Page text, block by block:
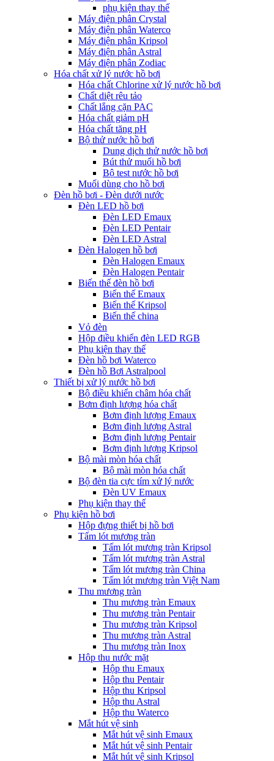
phụ kiện thay thế
Máy điện phân Crystal
Máy điện phân Waterco
Máy điện phân Kripsol
Máy điện phân Astral
Máy điện phân Zodiac
Hóa chất xử lý nước hồ bơi
Hóa chất Chlorine xử lý nước hồ bơi
Chất diệt rêu tảo
Chất lắng cặn PAC
Hóa chất giảm pH
Hóa chất tăng pH
Bộ thử nước hồ bơi
Dung dịch thử nước hồ bơi
Bút thử muối hồ bơi
Bộ test nước hồ bơi
Muối dùng cho hồ bơi
Đèn hồ bơi - Đèn dưới nước
Đèn LED hồ bơi
Đèn LED Emaux
Đèn LED Pentair
Đèn LED Astral
Đèn Halogen hồ bơi
Đèn Halogen Emaux
Đèn Halogen Pentair
Biến thế đèn hồ bơi
Biến thế Emaux
Biến thế Kripsol
Biến thế china
Vỏ đèn
Hộp điều khiển đèn LED RGB
Phụ kiện thay thế
Đèn hồ bơi Waterco
Đèn hồ Bơi Astralpool
Thiết bị xử lý nước hồ bơi
Bộ điều khiển châm hóa chất
Bơm định lượng hóa chất
Bơm định lượng Emaux
Bơm định lượng Astral
Bơm định lượng Pentair
Bơm định lượng Kripsol
Bộ mài mòn hóa chất
Bộ mài mòn hóa chất
Bộ đèn tia cực tím xử lý nước
Đèn UV Emaux
Phụ kiện thay thế
Phụ kiện hồ bơi
Hộp đựng thiết bị hồ bơi
Tấm lót mương tràn
Tấm lót mương tràn Kripsol
Tấm lót mương tràn Astral
Tấm lót mương tràn China
Tấm lót mương tràn Việt Nam
Thu mương tràn
Thu mương tràn Emaux
Thu mương tràn Pentair
Thu mương tràn Kripsol
Thu mương tràn Astral
Thu mương tràn Inox
Hôp thu nước mặt
Hộp thu Emaux
Hộp thu Pentair
Hộp thu Kripsol
Hộp thu Astral
Hộp thu Waterco
Mắt hút vệ sinh
Mắt hút vệ sinh Emaux
Mắt hút vệ sinh Pentair
Mắt hút vệ sinh Kripsol